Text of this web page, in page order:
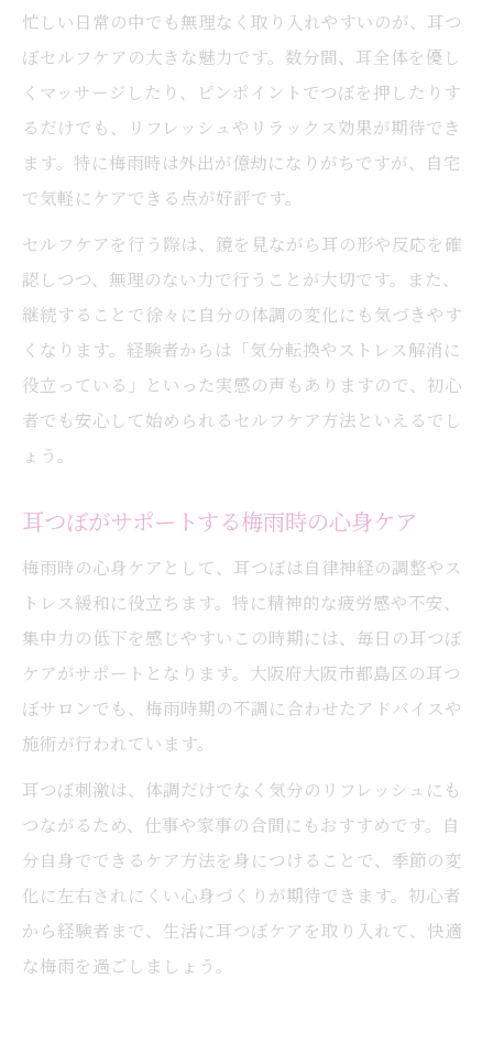
忙しい日常の中でも無理なく取り入れやすいのが、耳つ
ぼセルフケアの大きな魅力です。数分間、耳全体を優し
くマッサージしたり、ピンポイントでつぼを押したりす
るだけでも、リフレッシュやリラックス効果が期待でき
ます。特に梅雨時は外出が億劫になりがちですが、自宅
で気軽にケアできる点が好評です。
セルフケアを行う際は、鏡を見ながら耳の形や反応を確
認しつつ、無理のない力で行うことが大切です。また、
継続することで徐々に自分の体調の変化にも気づきやす
くなります。経験者からは「気分転換やストレス解消に
役立っている」といった実感の声もありますので、初心
者でも安心して始められるセルフケア方法といえるでし
ょう。
耳つぼがサポートする梅雨時の心身ケア
梅雨時の心身ケアとして、耳つぼは自律神経の調整やス
トレス緩和に役立ちます。特に精神的な疲労感や不安、
集中力の低下を感じやすいこの時期には、毎日の耳つぼ
ケアがサポートとなります。大阪府大阪市都島区の耳つ
ぼサロンでも、梅雨時期の不調に合わせたアドバイスや
施術が行われています。
耳つぼ刺激は、体調だけでなく気分のリフレッシュにも
つながるため、仕事や家事の合間にもおすすめです。自
分自身でできるケア方法を身につけることで、季節の変
化に左右されにくい心身づくりが期待できます。初心者
から経験者まで、生活に耳つぼケアを取り入れて、快適
な梅雨を過ごしましょう。